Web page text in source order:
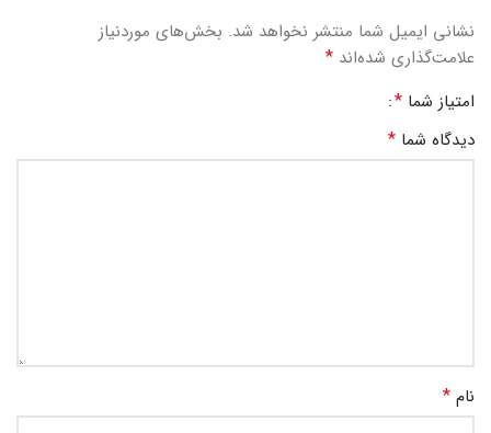
نشانی ایمیل شما منتشر نخواهد شد. بخش‌های موردنیاز
علامت‌گذاری شده‌اند *
امتیاز شما *
دیدگاه شما *
نام *